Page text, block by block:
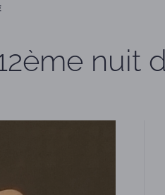
nuit